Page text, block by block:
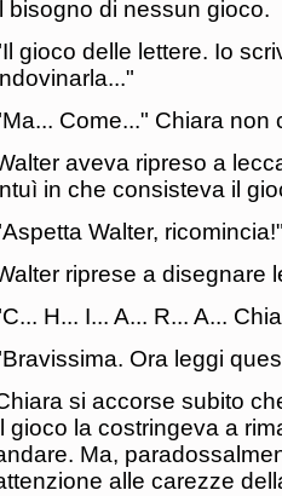
bisogno di nessun gioco.
gioco delle lettere. Io
Come..." Chiara non
aveva ripreso a
in che consisteva il
Walter,
riprese a disegnare
H... I... A... R... A...
Ora leggi
si accorse subito
gioco la costringeva a
Ma,
alle carezze